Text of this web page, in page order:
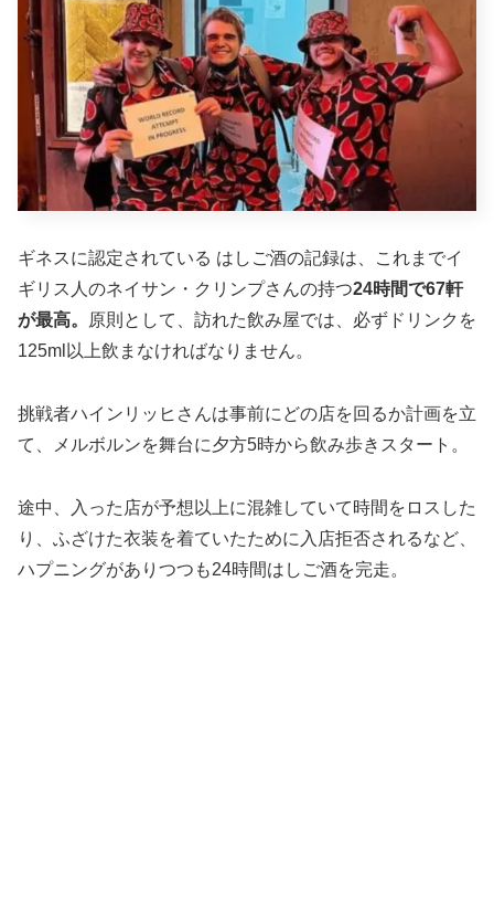
ギネスに認定されている はしご酒の記録は、これまでイ
ギリス人のネイサン・クリンプさんの持つ24時間で67軒
が最高。
原則として、訪れた飲み屋では、必ずドリンクを
125ml以上飲まなければなりません。
挑戦者ハインリッヒさんは事前にどの店を回るか計画を立
て、メルボルンを舞台に夕方5時から飲み歩きスタート。
途中、入った店が予想以上に混雑していて時間をロスした
り、ふざけた衣装を着ていたために入店拒否されるなど、
ハプニングがありつつも24時間はしご酒を完走。